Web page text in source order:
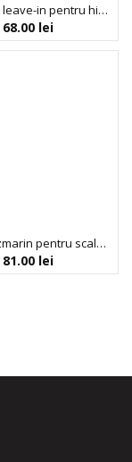
Tratament leave-in pentru hidratarea si definirea buclelor, Acticurl, Activilong, 240 ml
68.00 lei
Ulei de rozmarin pentru scalp si par, Umberto Giannini, 50 ml
81.00 lei